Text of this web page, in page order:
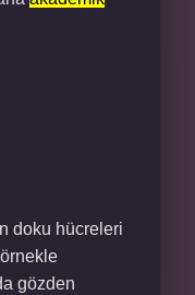
doku hücreleri
gözden